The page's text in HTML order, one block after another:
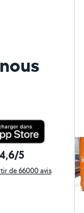
4,6/5
de 66000 avis